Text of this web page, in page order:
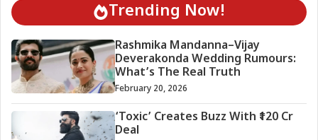
Trending Now!
Rashmika Mandanna–Vijay
Deverakonda Wedding Rumours:
What’s The Real Truth
February 20, 2026
‘Toxic’ Creates Buzz With ₹120 Cr
Deal